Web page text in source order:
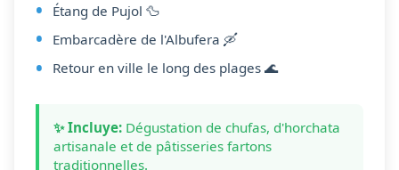
Étang de Pujol 🦆
Embarcadère de l'Albufera 🛶
Retour en ville le long des plages 🌊
✨ Incluye: Dégustation de chufas, d'horchata
artisanale et de pâtisseries fartons
traditionnelles.